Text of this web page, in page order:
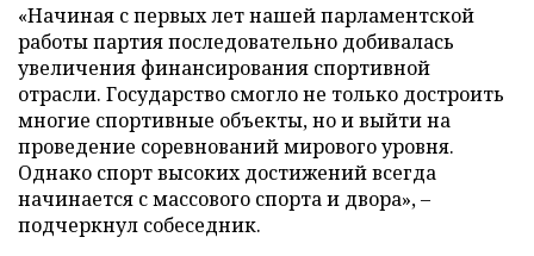
«Начиная с первых лет нашей парламентской
работы партия последовательно добивалась
увеличения финансирования спортивной
отрасли. Государство смогло не только достроить
многие спортивные объекты, но и выйти на
проведение соревнований мирового уровня.
Однако спорт высоких достижений всегда
начинается с массового спорта и двора», –
подчеркнул собеседник.